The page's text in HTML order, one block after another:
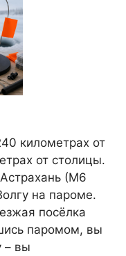
километрах от
от столицы.
(М6
на пароме.
посёлка
паромом, вы
– вы